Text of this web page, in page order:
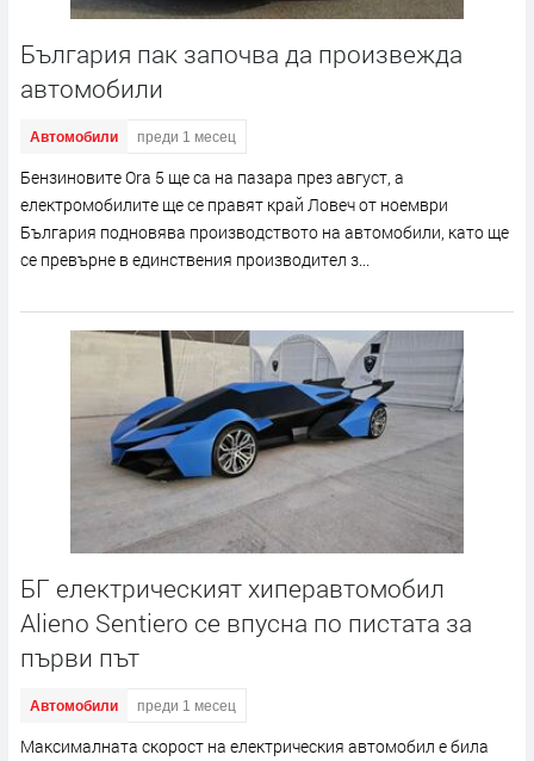
България пак започва да произвежда
автомобили
Автомобили преди 1 месец
Бензиновите Ora 5 ще са на пазара през август, а
електромобилите ще се правят край Ловеч от ноември
България подновява производството на автомобили, като ще
се превърне в единствения производител з...
БГ електрическият хиперавтомобил
Alieno Sentiero се впусна по пистата за
първи път
Автомобили преди 1 месец
Максималната скорост на електрическия автомобил е била